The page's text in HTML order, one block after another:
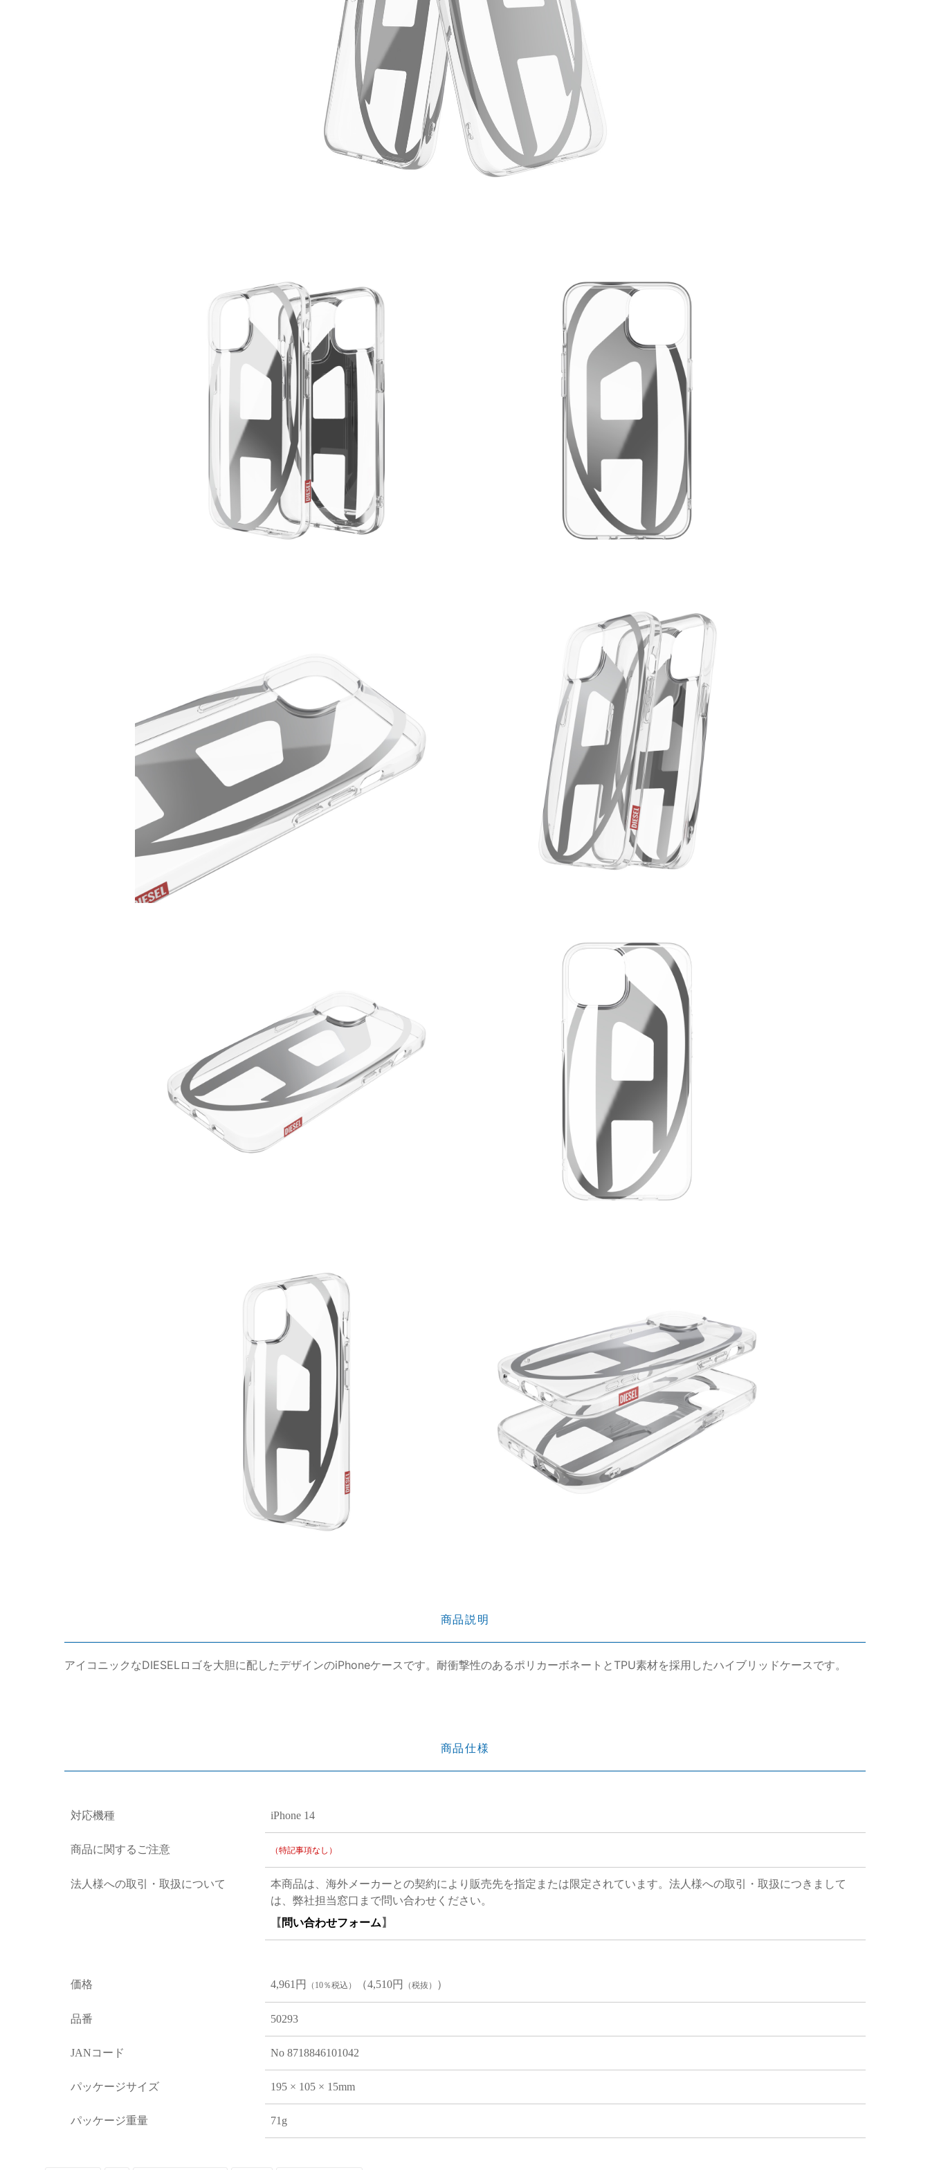
商品説明
アイコニックなDIESELロゴを大胆に配したデザインのiPhoneケースです。耐衝撃性のあるポリカーボネートとTPU素材を採用したハイブリッドケースです。
商品仕様
対応機種 iPhone 14
商品に関するご注意 （特記事項なし）
法人様への取引・取扱について
本商品は、海外メーカーとの契約により販売先を指定または限定されています。法人様への取引・取扱につきまして
は、弊社担当窓口まで問い合わせください。
【 問い合わせフォーム 】
価格 4,961円 （10％税込） （4,510円 （税抜） ）
品番 50293
JANコード No 8718846101042
パッケージサイズ 195 × 105 × 15mm
パッケージ重量 71g